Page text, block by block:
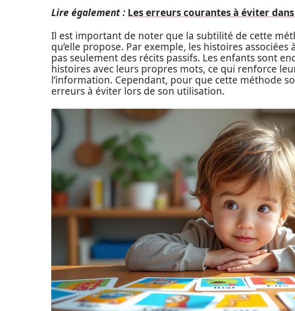
Lire également : Les erreurs courantes à éviter
Il est important de noter que la subtilité de cette
qu’elle propose. Par exemple, les histoires
pas seulement des récits passifs. Les enfants sont
histoires avec leurs propres mots, ce qui renforce
l’information. Cependant, pour que cette méthode
erreurs à éviter lors de son utilisation.